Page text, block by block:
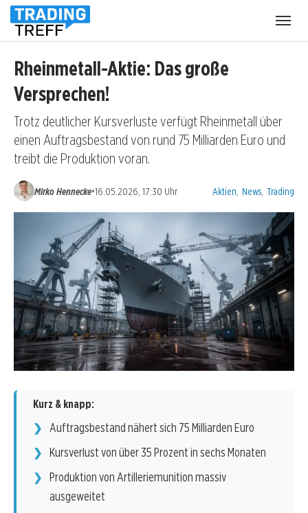
Rheinmetall-Aktie: Das große
Versprechen!
Trotz deutlicher Kursverluste verfügt Rheinmetall über
einen Auftragsbestand von rund 75 Milliarden Euro und
treibt die Produktion voran.
Mirko Hennecke•16.05.2026, 17:30 Uhr Kategorien:
Aktien News Trading
Kurz & knapp:
Auftragsbestand nähert sich 75 Milliarden Euro
Kursverlust von über 35 Prozent in sechs Monaten
Produktion von Artilleriemunition massiv
ausgeweitet